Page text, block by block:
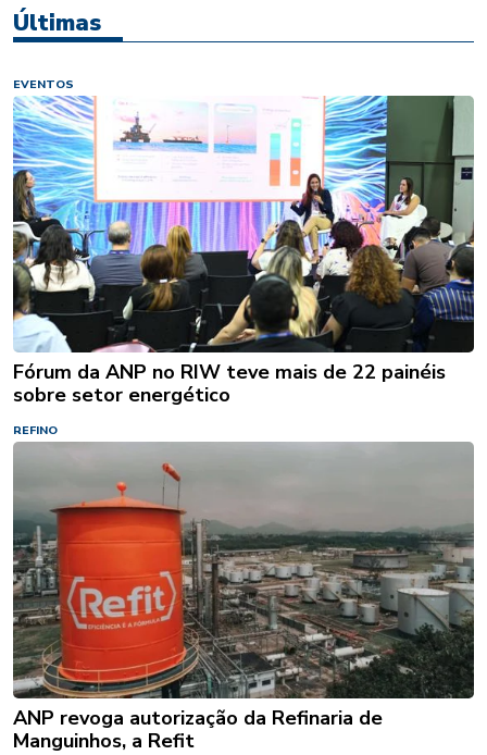
Últimas
EVENTOS
Fórum da ANP no RIW teve mais de 22 painéis
sobre setor energético
REFINO
ANP revoga autorização da Refinaria de
Manguinhos, a Refit